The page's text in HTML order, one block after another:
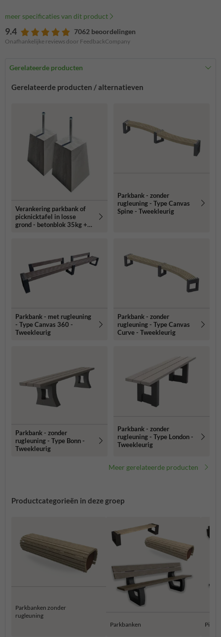
meer specificaties van dit product
9.4 7062 beoordelingen
Onafhankelijke reviews door FeedbackCompany
Gerelateerde producten
Gerelateerde producten / alternatieven
Verankering parkbank of
picknicktafel in losse
grond - betonblok 35kg +
Parkbank - zonder
rugleuning - Type Canvas
Spine - Tweekleurig
Parkbank - met rugleuning
- Type Canvas 360 -
Tweekleurig
Parkbank - zonder
rugleuning - Type Canvas
Curve - Tweekleurig
Parkbank - zonder
rugleuning - Type Bonn -
Tweekleurig
Parkbank - zonder
rugleuning - Type London -
Tweekleurig
Meer gerelateerde producten
Productcategorieën in deze groep
Parkbanken zonder
rugleuning
Parkbanken